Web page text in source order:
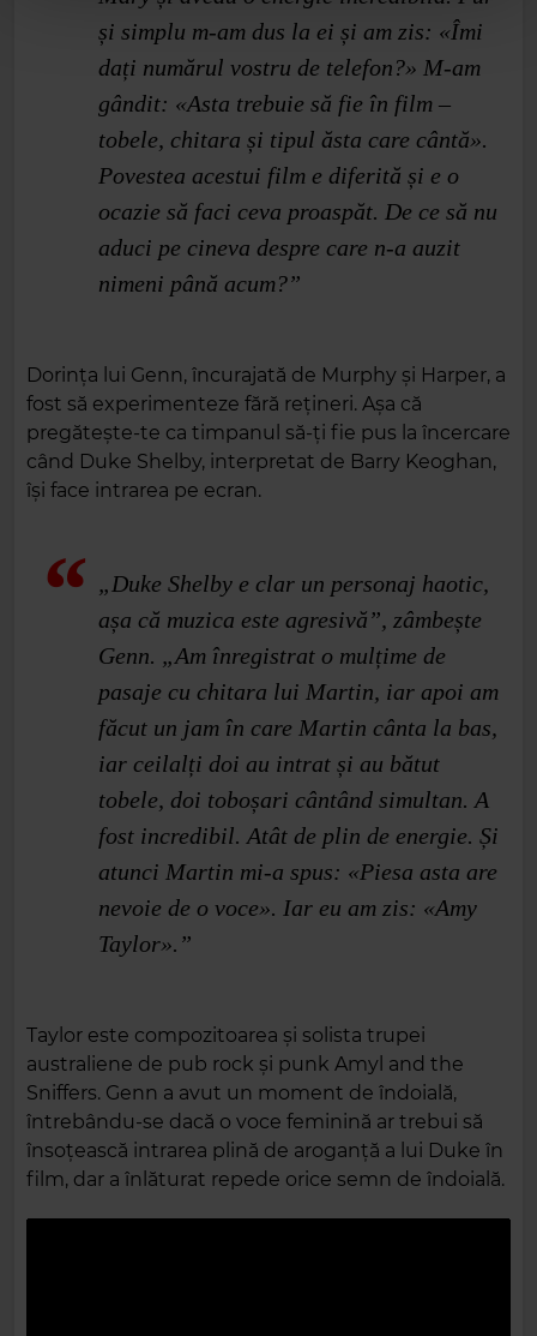
și simplu m‑am dus la ei și am zis: «Îmi
dați numărul vostru de telefon?» M‑am
gândit: «Asta trebuie să fie în film –
tobele, chitara și tipul ăsta care cântă».
Povestea acestui film e diferită și e o
ocazie să faci ceva proaspăt. De ce să nu
aduci pe cineva despre care n‑a auzit
nimeni până acum?”
Dorința lui Genn, încurajată de Murphy și Harper, a
fost să experimenteze fără rețineri. Așa că
pregătește‑te ca timpanul să‑ți fie pus la încercare
când Duke Shelby, interpretat de Barry Keoghan,
își face intrarea pe ecran.
„Duke Shelby e clar un personaj haotic,
așa că muzica este agresivă”, zâmbește
Genn. „Am înregistrat o mulțime de
pasaje cu chitara lui Martin, iar apoi am
făcut un jam în care Martin cânta la bas,
iar ceilalți doi au intrat și au bătut
tobele, doi toboșari cântând simultan. A
fost incredibil. Atât de plin de energie. Și
atunci Martin mi‑a spus: «Piesa asta are
nevoie de o voce». Iar eu am zis: «Amy
Taylor».”
Taylor este compozitoarea și solista trupei
australiene de pub rock și punk Amyl and the
Sniffers. Genn a avut un moment de îndoială,
întrebându‑se dacă o voce feminină ar trebui să
însoțească intrarea plină de aroganță a lui Duke în
film, dar a înlăturat repede orice semn de îndoială.